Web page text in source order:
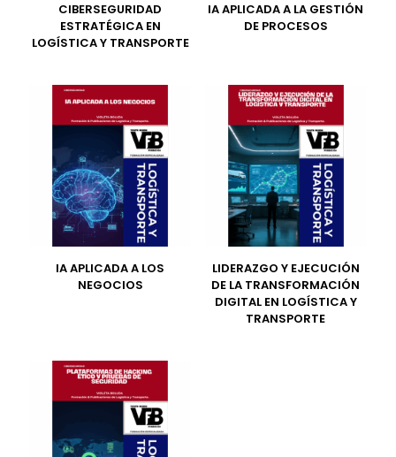
CIBERSEGURIDAD
ESTRATÉGICA EN
LOGÍSTICA Y TRANSPORTE
IA APLICADA A LA GESTIÓN
DE PROCESOS
IA APLICADA A LOS
NEGOCIOS
LIDERAZGO Y EJECUCIÓN
DE LA TRANSFORMACIÓN
DIGITAL EN LOGÍSTICA Y
TRANSPORTE